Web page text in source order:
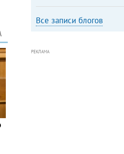
Все записи блогов
РЕКЛАМА